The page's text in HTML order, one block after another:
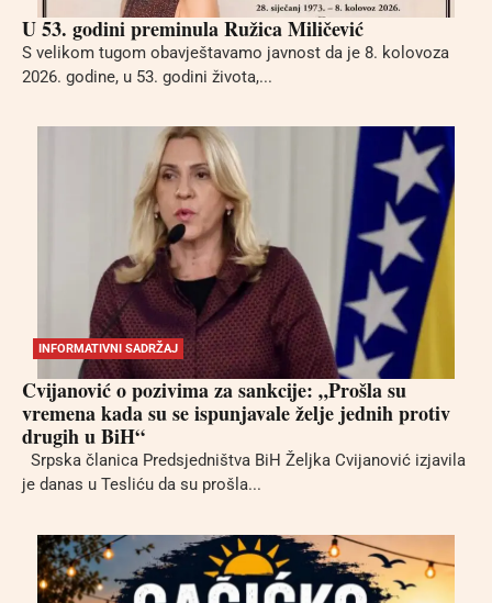
U 53. godini preminula Ružica Miličević
S velikom tugom obavještavamo javnost da je 8. kolovoza
2026. godine, u 53. godini života,...
INFORMATIVNI SADRŽAJ
Cvijanović o pozivima za sankcije: „Prošla su
vremena kada su se ispunjavale želje jednih protiv
drugih u BiH“
Srpska članica Predsjedništva BiH Željka Cvijanović izjavila
je danas u Tesliću da su prošla...